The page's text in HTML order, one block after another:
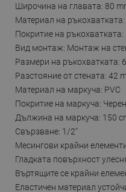
Широчина на главата: 80
Материал на
Покритие на ръкохватката:
Вид монтаж: Монтаж на
Размери на ръкохватката:
Разстояние от стената: 42
Материал на маркуча: PVC
Покритие на маркуча: Черен
Дължина на маркуча: 150
Свързване: 1/2"
Месингови крайни
Гладката повърхност
Въртящите се крайни
Еластичен материал